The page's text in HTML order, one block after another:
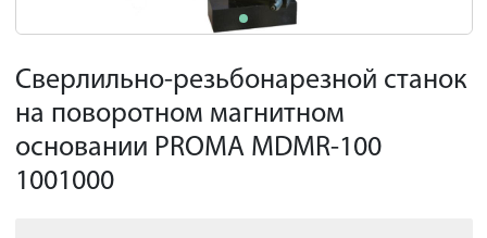
Сверлильно-резьбонарезной станок
на поворотном магнитном
основании PROMA MDMR-100
1001000